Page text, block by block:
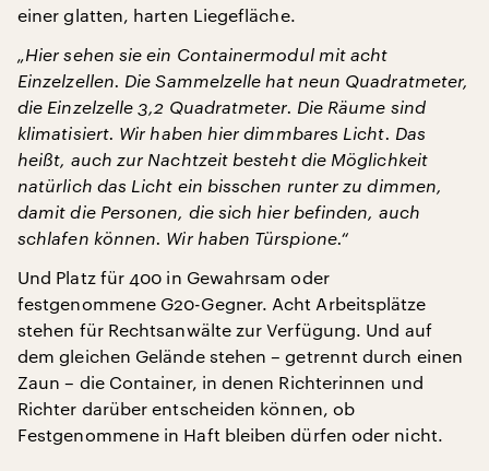
einer glatten, harten Liegefläche.
„Hier sehen sie ein Containermodul mit acht
Einzelzellen. Die Sammelzelle hat neun Quadratmeter,
die Einzelzelle 3,2 Quadratmeter. Die Räume sind
klimatisiert. Wir haben hier dimmbares Licht. Das
heißt, auch zur Nachtzeit besteht die Möglichkeit
natürlich das Licht ein bisschen runter zu dimmen,
damit die Personen, die sich hier befinden, auch
schlafen können. Wir haben Türspione.“
Und Platz für 400 in Gewahrsam oder
festgenommene G20-Gegner. Acht Arbeitsplätze
stehen für Rechtsanwälte zur Verfügung. Und auf
dem gleichen Gelände stehen – getrennt durch einen
Zaun – die Container, in denen Richterinnen und
Richter darüber entscheiden können, ob
Festgenommene in Haft bleiben dürfen oder nicht.